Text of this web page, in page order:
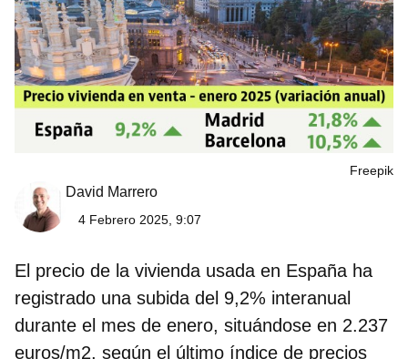
Freepik
David Marrero
4 Febrero 2025, 9:07
El precio de la vivienda usada en España ha
registrado una subida del 9,2% interanual
durante el mes de enero, situándose en 2.237
euros/m2, según el último índice de precios